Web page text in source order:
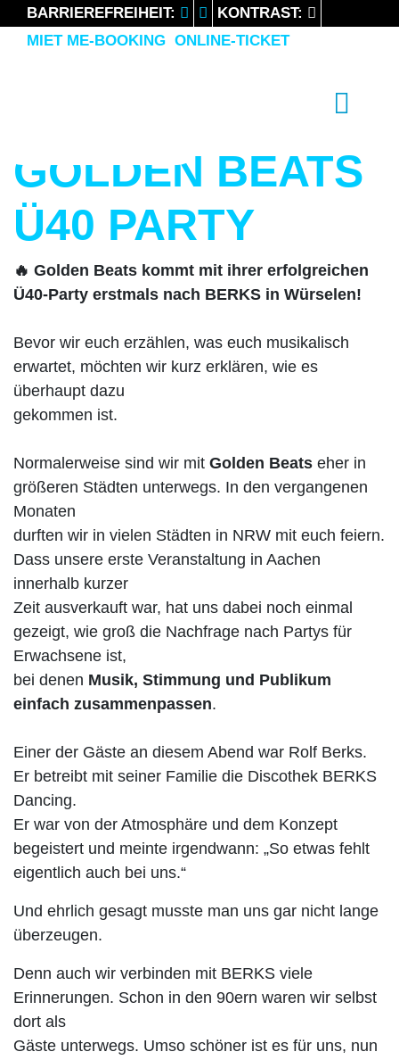
BARRIEREFREIHEIT:
KONTRAST:
MIET ME-BOOKING ONLINE-TICKET
FEEL THE WEEKEND
GOLDEN BEATS
Ü40 PARTY
🔥 Golden Beats kommt mit ihrer erfolgreichen
Ü40-Party erstmals nach BERKS in Würselen!
Bevor wir euch erzählen, was euch musikalisch
erwartet, möchten wir kurz erklären, wie es
überhaupt dazu
gekommen ist.
Normalerweise sind wir mit Golden Beats eher in
größeren Städten unterwegs. In den vergangenen
Monaten
durften wir in vielen Städten in NRW mit euch feiern.
Dass unsere erste Veranstaltung in Aachen
innerhalb kurzer
Zeit ausverkauft war, hat uns dabei noch einmal
gezeigt, wie groß die Nachfrage nach Partys für
Erwachsene ist,
bei denen Musik, Stimmung und Publikum
einfach zusammenpassen.
Einer der Gäste an diesem Abend war Rolf Berks.
Er betreibt mit seiner Familie die Discothek BERKS
Dancing.
Er war von der Atmosphäre und dem Konzept
begeistert und meinte irgendwann: „So etwas fehlt
eigentlich auch bei uns.“
Und ehrlich gesagt musste man uns gar nicht lange
überzeugen.
Denn auch wir verbinden mit BERKS viele
Erinnerungen. Schon in den 90ern waren wir selbst
dort als
Gäste unterwegs. Umso schöner ist es für uns, nun